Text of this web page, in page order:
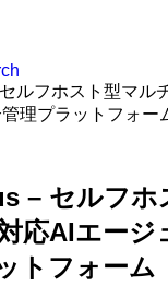
ルフホスト型マル
理プラットフォー
– セルフホ
応AIエージ
トフォーム